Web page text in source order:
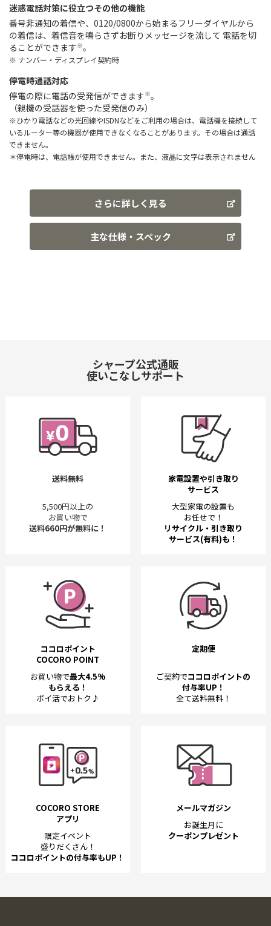
迷惑電話対策に役立つその他の機能
番号非通知の着信や、0120/0800から始まるフリーダイヤルから
の着信は、着信音を鳴らさずお断りメッセージを流して 電話を切
ることができます※。
※ ナンバー・ディスプレイ契約時
停電時通話対応
停電の際に電話の受発信ができます※。
（親機の受話器を使った受発信のみ）
※ひかり電話などの光回線やISDNなどをご利用の場合は、電話機を接続して
いるルーター等の機器が使用できなくなることがあります。その場合は通話
できません。
＊停電時は、電話帳が使用できません。また、液晶に文字は表示されません
さらに詳しく見る
主な仕様・スペック
シャープ公式通販
使いこなしサポート
送料無料
5,500円以上の
お買い物で
送料660円が無料に！
家電設置や引き取り
サービス
大型家電の設置も
お任せで！
リサイクル・引き取り
サービス(有料)も！
ココロポイント
COCORO POINT
お買い物で最大4.5%
もらえる！
ポイ活でおトク♪
定期便
ご契約でココロポイントの
付与率UP！
全て送料無料！
COCORO STORE
アプリ
限定イベント
盛りだくさん！
ココロポイントの付与率もUP！
メールマガジン
お誕生月に
クーポンプレゼント